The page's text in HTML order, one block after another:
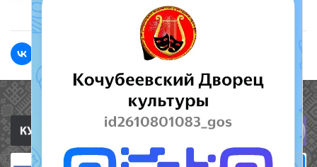
Полезные ссылки